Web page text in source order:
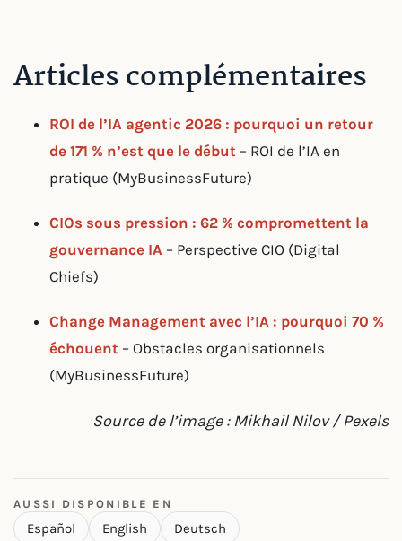
Articles complémentaires
ROI de l’IA agentic 2026 : pourquoi un retour
de 171 % n’est que le début – ROI de l’IA en
pratique (MyBusinessFuture)
CIOs sous pression : 62 % compromettent la
gouvernance IA – Perspective CIO (Digital
Chiefs)
Change Management avec l’IA : pourquoi 70 %
échouent – Obstacles organisationnels
(MyBusinessFuture)
Source de l’image : Mikhail Nilov / Pexels
AUSSI DISPONIBLE EN
Español English Deutsch